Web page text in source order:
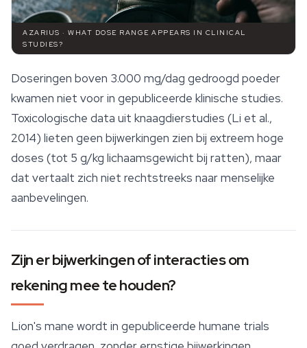
AZARIUS · WHAT DOSE RANGE APPEARS IN CLINICAL
STUDIES?
Doseringen boven 3.000 mg/dag gedroogd poeder
kwamen niet voor in gepubliceerde klinische studies.
Toxicologische data uit knaagdierstudies (Li et al.,
2014) lieten geen bijwerkingen zien bij extreem hoge
doses (tot 5 g/kg lichaamsgewicht bij ratten), maar
dat vertaalt zich niet rechtstreeks naar menselijke
aanbevelingen.
Zijn er bijwerkingen of interacties om
rekening mee te houden?
Lion's mane wordt in gepubliceerde humane trials